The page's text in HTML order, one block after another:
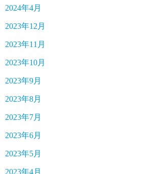
2024年4月
2023年12月
2023年11月
2023年10月
2023年9月
2023年8月
2023年7月
2023年6月
2023年5月
2023年4月